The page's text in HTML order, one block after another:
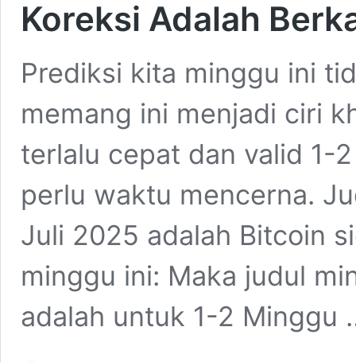
Koreksi Adalah
Prediksi kita minggu ini
memang ini menjadi ciri
terlalu cepat dan valid 1-
perlu waktu mencerna.
Juli 2025 adalah Bitcoin
minggu ini: Maka judul
adalah untuk 1-2